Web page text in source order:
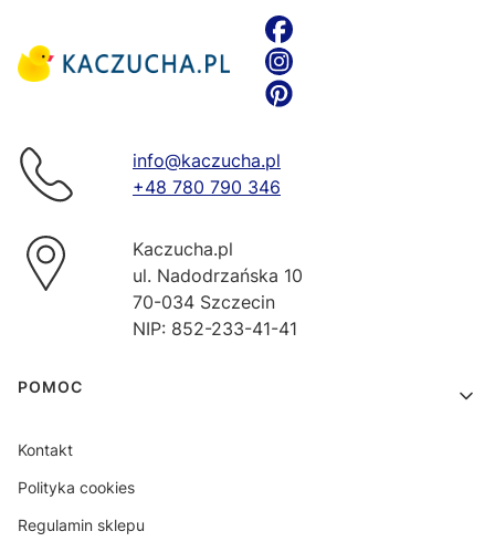
info@kaczucha.pl
+48 780 790 346
Kaczucha.pl
ul. Nadodrzańska 10
70-034 Szczecin
NIP: 852-233-41-41
Linki w stopce
POMOC
Kontakt
Polityka cookies
Regulamin sklepu